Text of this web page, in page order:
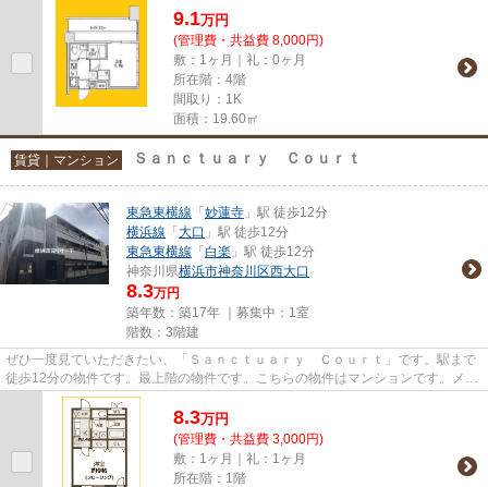
9.1万円
(管理費・共益費 8,000円)
敷：1ヶ月｜礼：0ヶ月
所在階：4階
間取り：1K
面積：19.60㎡
賃貸｜マンション Ｓａｎｃｔｕａｒｙ Ｃｏｕｒｔ
東急東横線 「 妙蓮寺 」駅 徒歩12分
横浜線 「 大口 」駅 徒歩12分
東急東横線 「 白楽 」駅 徒歩12分
神奈川県横浜市神奈川区西大口
8.3万円
築年数：築17年 ｜募集中： 1室
階数：3階建
ぜひ一度見ていただきたい、「Ｓａｎｃｔｕａｒｙ Ｃｏｕｒｔ」です。駅まで
徒歩12分の物件です。最上階の物件です。こちらの物件はマンションです。メー
ルアドレスchintai@kanooy.jp...
8.3万円
(管理費・共益費 3,000円)
敷：1ヶ月｜礼：1ヶ月
所在階：1階